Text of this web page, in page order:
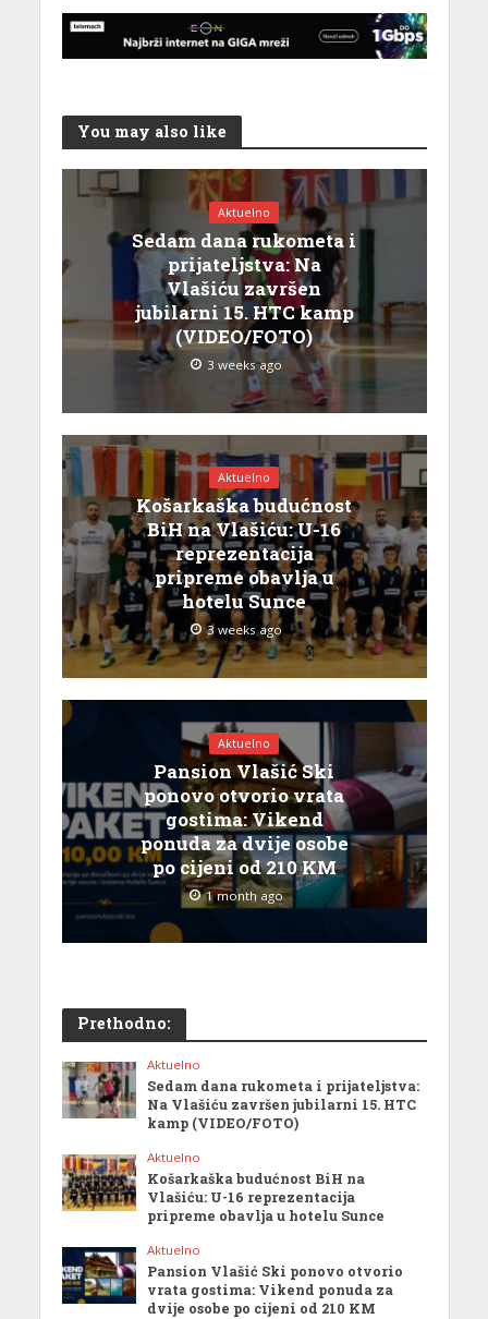
You may also like
Aktuelno
Sedam dana rukometa i
prijateljstva: Na
Vlašiću završen
jubilarni 15. HTC kamp
(VIDEO/FOTO)
3 weeks ago
Aktuelno
Košarkaška budućnost
BiH na Vlašiću: U-16
reprezentacija
pripreme obavlja u
hotelu Sunce
3 weeks ago
Aktuelno
Pansion Vlašić Ski
ponovo otvorio vrata
gostima: Vikend
ponuda za dvije osobe
po cijeni od 210 KM
1 month ago
Prethodno:
Aktuelno
Sedam dana rukometa i prijateljstva:
Na Vlašiću završen jubilarni 15. HTC
kamp (VIDEO/FOTO)
Aktuelno
Košarkaška budućnost BiH na
Vlašiću: U-16 reprezentacija
pripreme obavlja u hotelu Sunce
Aktuelno
Pansion Vlašić Ski ponovo otvorio
vrata gostima: Vikend ponuda za
dvije osobe po cijeni od 210 KM